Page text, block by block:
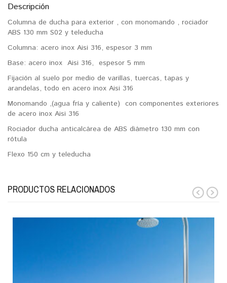
Descripción
Columna de ducha para exterior , con monomando , rociador
ABS 130 mm S02 y teleducha
Columna: acero inox Aisi 316, espesor 3 mm
Base: acero inox Aisi 316, espesor 5 mm
Fijación al suelo por medio de varillas, tuercas, tapas y
arandelas, todo en acero inox Aisi 316
Monomando ,(agua fría y caliente) con componentes exteriores
de acero inox Aisi 316
Rociador ducha anticalcárea de ABS diámetro 130 mm con
rótula
Flexo 150 cm y teleducha
PRODUCTOS RELACIONADOS prev next